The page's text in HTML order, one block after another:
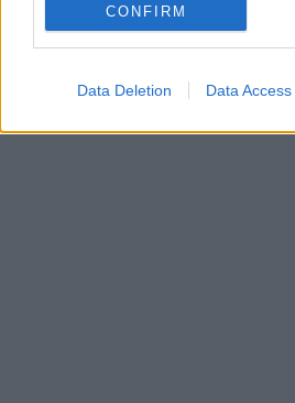
CONFIRM
Data Deletion Data Access